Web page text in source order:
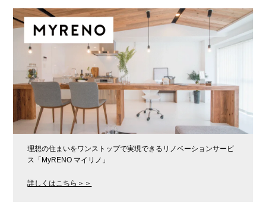
理想の住まいをワンストップで実現できるリノベーションサービ
ス「MyRENO マイリノ」
詳しくはこちら＞＞